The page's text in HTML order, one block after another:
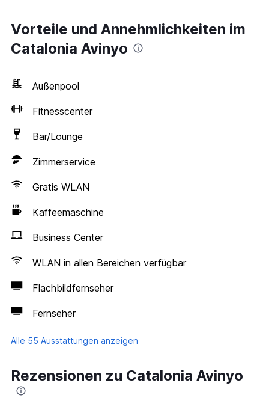
Vorteile und Annehmlichkeiten im
Catalonia Avinyo
Außenpool
Fitnesscenter
Bar/Lounge
Zimmerservice
Gratis WLAN
Kaffeemaschine
Business Center
WLAN in allen Bereichen verfügbar
Flachbildfernseher
Fernseher
Alle 55 Ausstattungen anzeigen
Rezensionen zu Catalonia Avinyo